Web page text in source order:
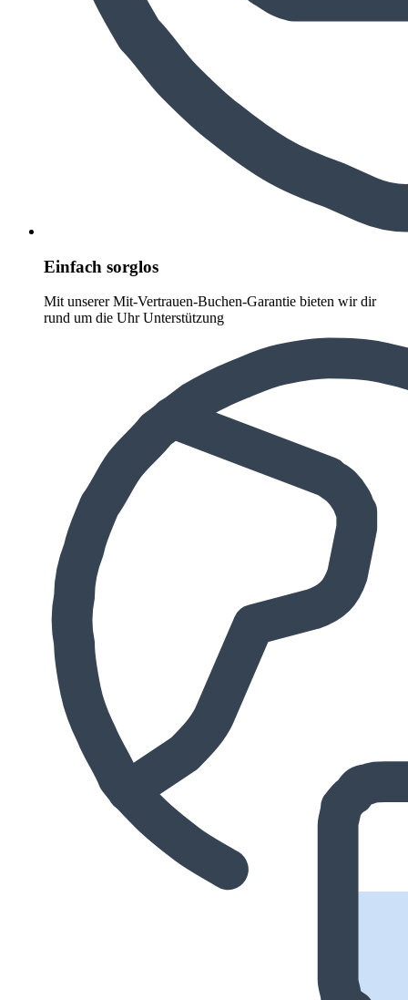
Einfach sorglos
Mit unserer Mit-Vertrauen-Buchen-Garantie bieten wir dir
rund um die Uhr Unterstützung